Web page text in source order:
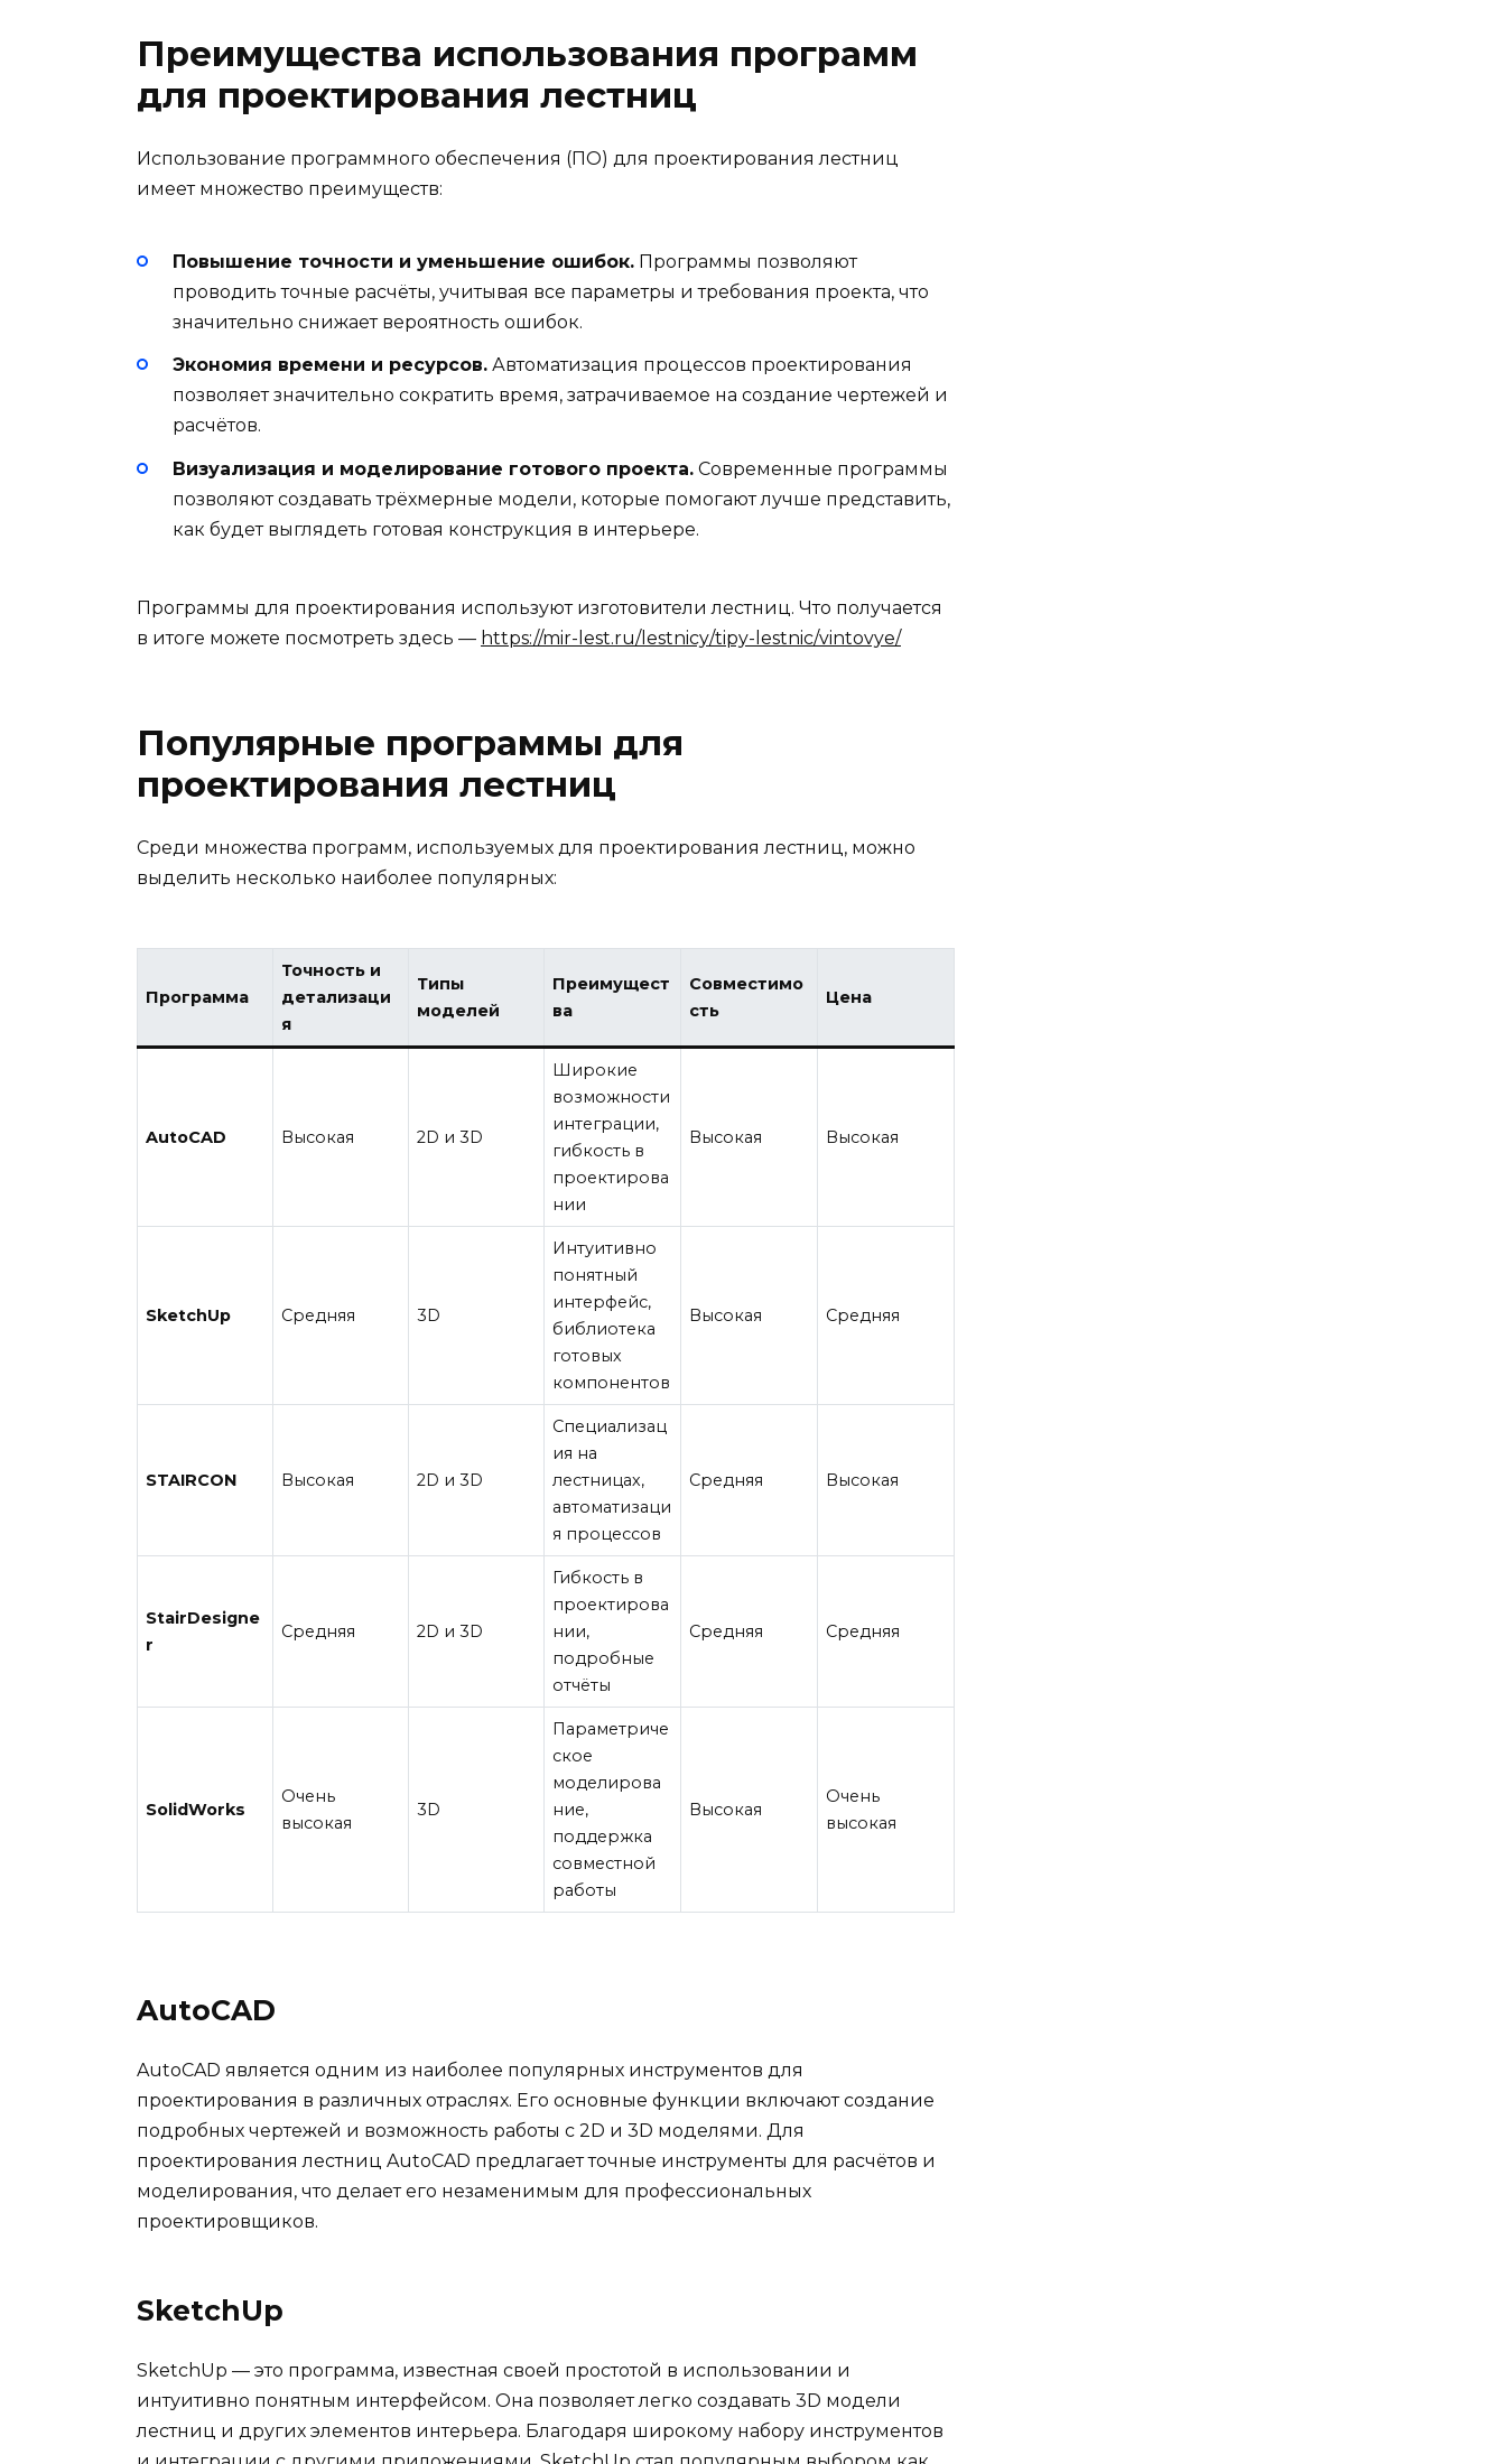
Преимущества использования программ
для проектирования лестниц
Использование программного обеспечения (ПО) для проектирования лестниц
имеет множество преимуществ:
Повышение точности и уменьшение ошибок. Программы позволяют
проводить точные расчёты, учитывая все параметры и требования проекта, что
значительно снижает вероятность ошибок.
Экономия времени и ресурсов. Автоматизация процессов проектирования
позволяет значительно сократить время, затрачиваемое на создание чертежей и
расчётов.
Визуализация и моделирование готового проекта. Современные программы
позволяют создавать трёхмерные модели, которые помогают лучше представить,
как будет выглядеть готовая конструкция в интерьере.
Программы для проектирования используют изготовители лестниц. Что получается
в итоге можете посмотреть здесь — https://mir-lest.ru/lestnicy/tipy-lestnic/vintovye/
Популярные программы для
проектирования лестниц
Среди множества программ, используемых для проектирования лестниц, можно
выделить несколько наиболее популярных:
Программа
Точность и
детализаци
я
Типы
моделей
Преимущест
ва
Совместимо
сть
Цена
AutoCAD Высокая 2D и 3D
Широкие
возможности
интеграции,
гибкость в
проектирова
нии
Высокая Высокая
SketchUp Средняя 3D
Интуитивно
понятный
интерфейс,
библиотека
готовых
компонентов
Высокая Средняя
STAIRCON Высокая 2D и 3D
Специализац
ия на
лестницах,
автоматизаци
я процессов
Средняя Высокая
StairDesigne
r
Средняя 2D и 3D
Гибкость в
проектирова
нии,
подробные
отчёты
Средняя Средняя
SolidWorks
Очень
высокая
3D
Параметриче
ское
моделирова
ние,
поддержка
совместной
работы
Высокая
Очень
высокая
AutoCAD
AutoCAD является одним из наиболее популярных инструментов для
проектирования в различных отраслях. Его основные функции включают создание
подробных чертежей и возможность работы с 2D и 3D моделями. Для
проектирования лестниц AutoCAD предлагает точные инструменты для расчётов и
моделирования, что делает его незаменимым для профессиональных
проектировщиков.
SketchUp
SketchUp — это программа, известная своей простотой в использовании и
интуитивно понятным интерфейсом. Она позволяет легко создавать 3D модели
лестниц и других элементов интерьера. Благодаря широкому набору инструментов